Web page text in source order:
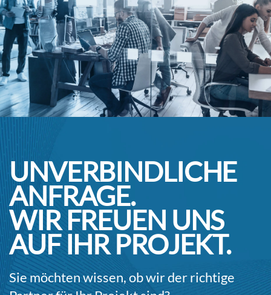
UNVERBINDLICHE
ANFRAGE.
WIR FREUEN UNS
AUF IHR PROJEKT.
Sie möchten wissen, ob wir der richtige